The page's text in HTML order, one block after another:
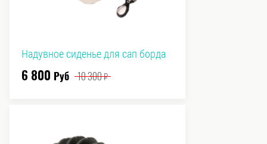
Надувное сиденье для сап борда
6 800 Руб 10 300₽